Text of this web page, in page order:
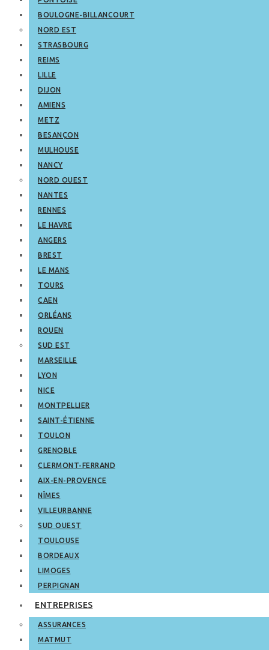
BOULOGNE-BILLANCOURT
NORD EST
STRASBOURG
REIMS
LILLE
DIJON
AMIENS
METZ
BESANÇON
MULHOUSE
NANCY
NORD OUEST
NANTES
RENNES
LE HAVRE
ANGERS
BREST
LE MANS
TOURS
CAEN
ORLÉANS
ROUEN
SUD EST
MARSEILLE
LYON
NICE
MONTPELLIER
SAINT-ÉTIENNE
TOULON
GRENOBLE
CLERMONT-FERRAND
AIX-EN-PROVENCE
NÎMES
VILLEURBANNE
SUD OUEST
TOULOUSE
BORDEAUX
LIMOGES
PERPIGNAN
ENTREPRISES
ASSURANCES
MATMUT